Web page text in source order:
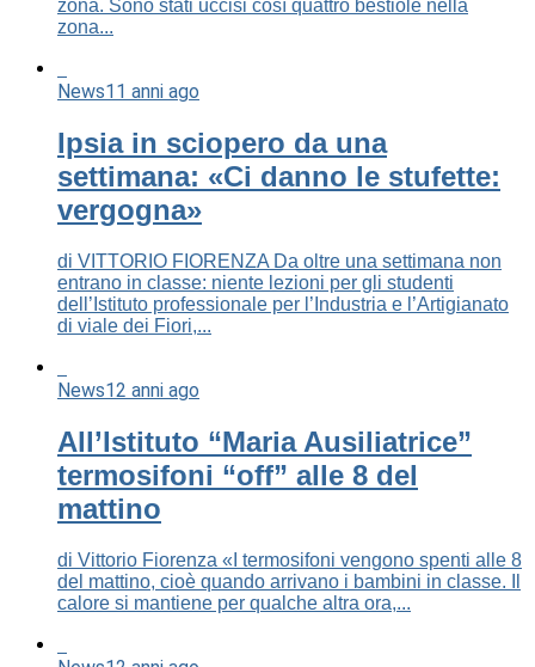
zona. Sono stati uccisi così quattro bestiole nella
zona...
News11 anni ago
Ipsia in sciopero da una
settimana: «Ci danno le stufette:
vergogna»
di VITTORIO FIORENZA Da oltre una settimana non
entrano in classe: niente lezioni per gli studenti
dell’Istituto professionale per l’Industria e l’Artigianato
di viale dei Fiori,...
News12 anni ago
All’Istituto “Maria Ausiliatrice”
termosifoni “off” alle 8 del
mattino
di Vittorio Fiorenza «I termosifoni vengono spenti alle 8
del mattino, cioè quando arrivano i bambini in classe. Il
calore si mantiene per qualche altra ora,...